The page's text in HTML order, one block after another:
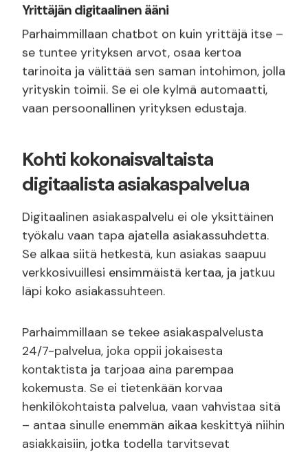
Yrittäjän digitaalinen ääni
Parhaimmillaan chatbot on kuin yrittäjä itse –
se tuntee yrityksen arvot, osaa kertoa
tarinoita ja välittää sen saman intohimon, jolla
yrityskin toimii. Se ei ole kylmä automaatti,
vaan persoonallinen yrityksen edustaja.
Kohti kokonaisvaltaista
digitaalista asiakaspalvelua
Digitaalinen asiakaspalvelu ei ole yksittäinen
työkalu vaan tapa ajatella asiakassuhdetta.
Se alkaa siitä hetkestä, kun asiakas saapuu
verkkosivuillesi ensimmäistä kertaa, ja jatkuu
läpi koko asiakassuhteen.
Parhaimmillaan se tekee asiakaspalvelusta
24/7-palvelua, joka oppii jokaisesta
kontaktista ja tarjoaa aina parempaa
kokemusta. Se ei tietenkään korvaa
henkilökohtaista palvelua, vaan vahvistaa sitä
– antaa sinulle enemmän aikaa keskittyä niihin
asiakkaisiin, jotka todella tarvitsevat